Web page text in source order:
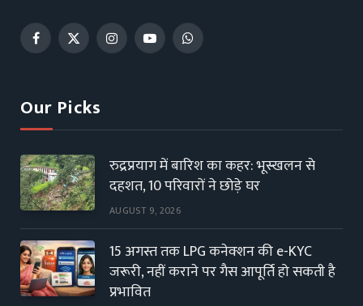
Facebook
X
InstagramYouTubeWhatsApp
Our Picks
रुद्रप्रयाग में बारिश का कहर: भूस्खलन से
दहशत, 10 परिवारों ने छोड़े घर
AUGUST 9, 2026
15 अगस्त तक LPG कनेक्शन की e-KYC
जरूरी, नहीं कराने पर गैस आपूर्ति हो सकती है
प्रभावित